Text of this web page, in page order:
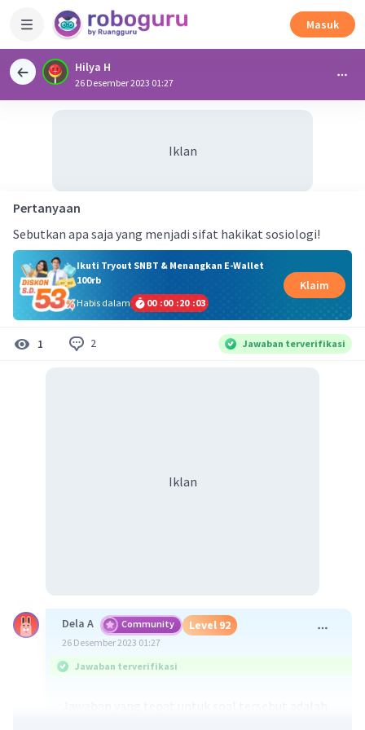
Masuk
Hilya H
26 Desember 2023 01:27
Iklan
Pertanyaan
Sebutkan apa saja yang menjadi sifat hakikat sosiologi!
Ikuti Tryout SNBT & Menangkan E-Wallet
100rb
Habis dalam
00 :00 :20 :03
Klaim
1 2 Jawaban terverifikasi
Iklan
Dela A Community Level 92
26 Desember 2023 01:27
Jawaban terverifikasi